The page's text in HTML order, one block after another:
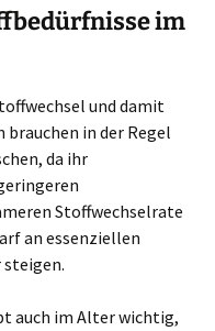
im
und damit
brauchen in der Regel
da ihr
Stoffwechselrate
an essenziellen
steigen.
auch im Alter wichtig,